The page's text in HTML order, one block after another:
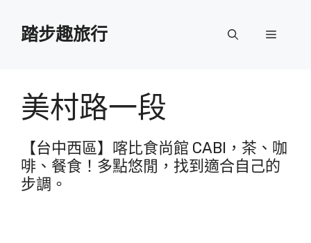
踏步趣旅行 選
美村路一段
【台中西區】喀比食尚館 CABI，茶、咖
啡、餐食！多點悠閒，找到適合自己的
步調。